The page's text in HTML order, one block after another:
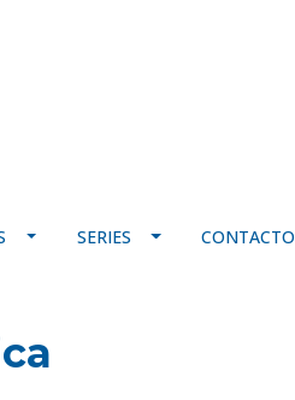
SERIES CONTACTO